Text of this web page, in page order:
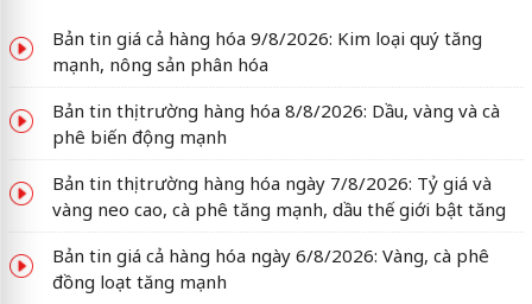
Bản tin giá cả hàng hóa 9/8/2026: Kim loại quý tăng
mạnh, nông sản phân hóa
Bản tin thị trường hàng hóa 8/8/2026: Dầu, vàng và cà
phê biến động mạnh
Bản tin thị trường hàng hóa ngày 7/8/2026: Tỷ giá và
vàng neo cao, cà phê tăng mạnh, dầu thế giới bật tăng
Bản tin giá cả hàng hóa ngày 6/8/2026: Vàng, cà phê
đồng loạt tăng mạnh